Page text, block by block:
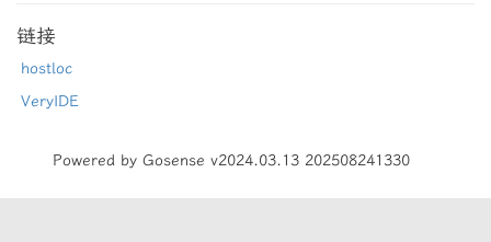
链接
hostloc
VeryIDE
Powered by Gosense v2024.03.13 202508241330